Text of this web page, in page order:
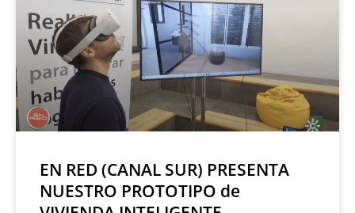
EN RED (CANAL SUR) PRESENTA
NUESTRO PROTOTIPO de